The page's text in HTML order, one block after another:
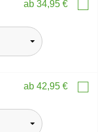
ab 34,95 €
ab 42,95 €